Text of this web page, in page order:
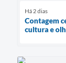
Há 2 dias
Contagem
cultura e